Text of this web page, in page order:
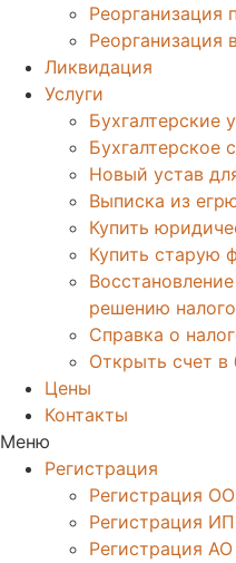
Реорганизация
Реорганизация
Ликвидация
Услуги
Бухгалтерские
Бухгалтерское
Новый устав
Выписка из
Купить
Купить старую
решению
Справка о
Открыть счет в
Цены
Контакты
Меню
Регистрация
Регистрация
Регистрация ИП
Регистрация АО